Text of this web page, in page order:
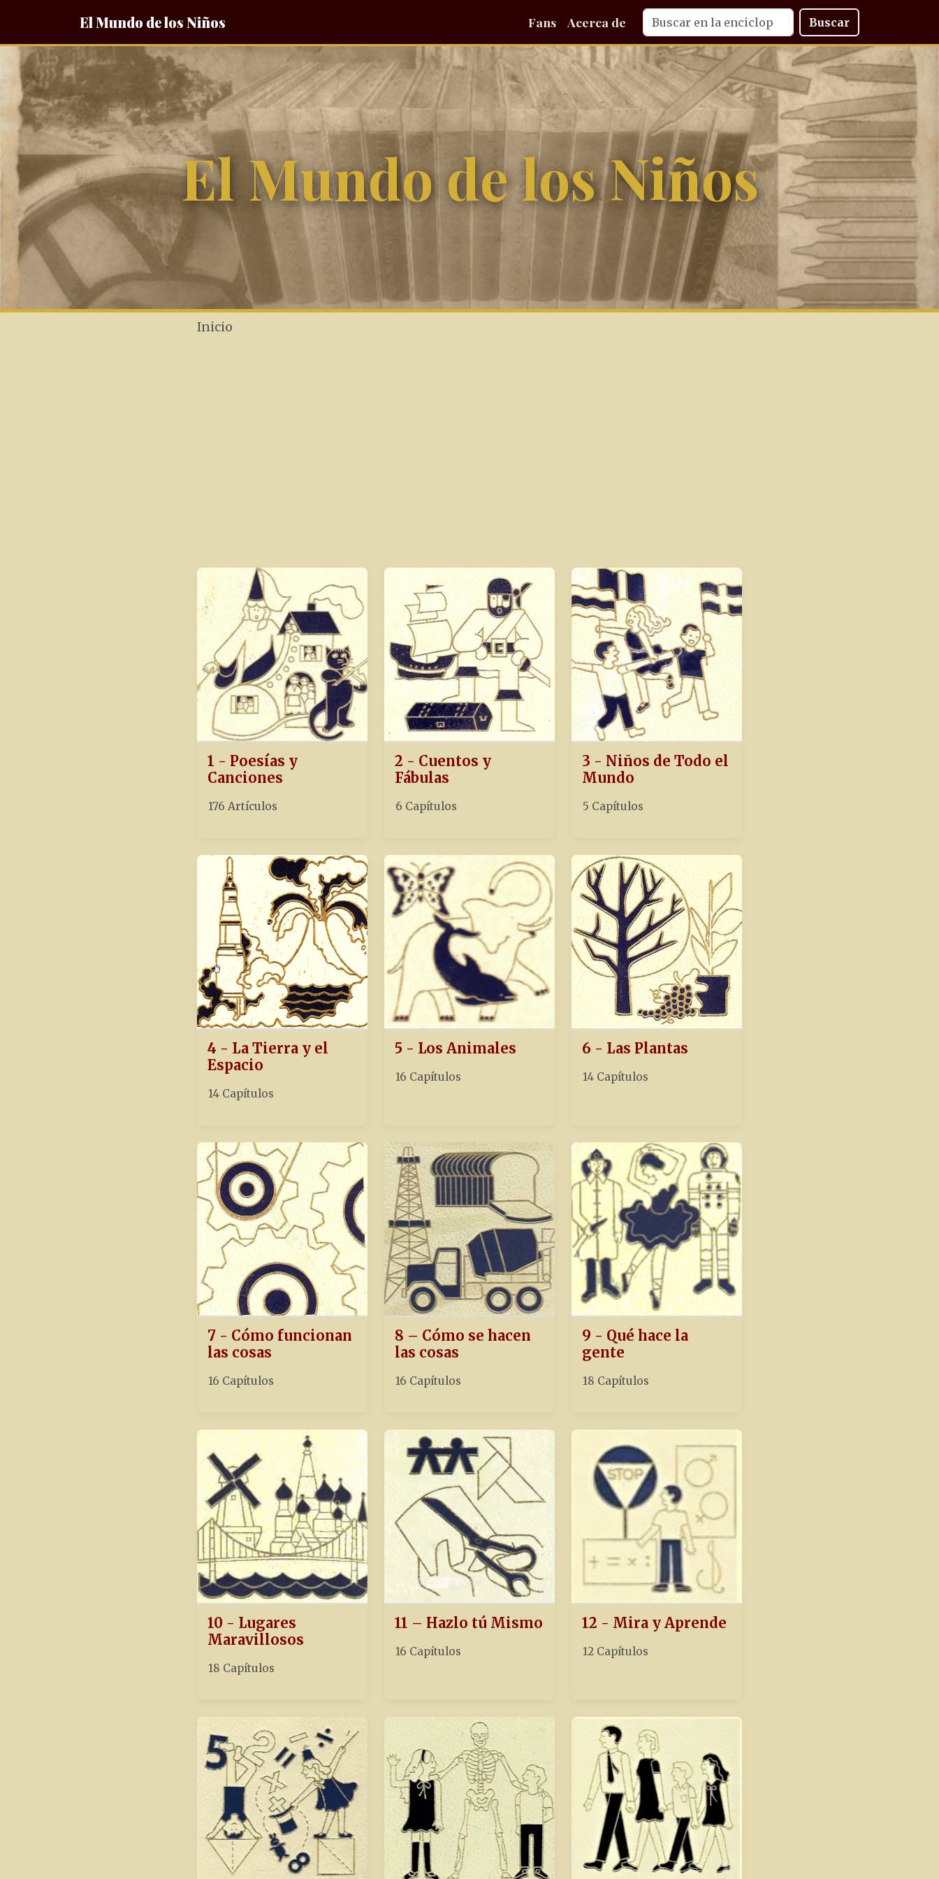
El Mundo de los Niños Fans Acerca de Buscar
El Mundo de los Niños
Inicio
1 - Poesías y
Canciones
176 Artículos
2 - Cuentos y
Fábulas
6 Capítulos
3 - Niños de Todo el
Mundo
5 Capítulos
4 - La Tierra y el
Espacio
14 Capítulos
5 - Los Animales
16 Capítulos
6 - Las Plantas
14 Capítulos
7 - Cómo funcionan
las cosas
16 Capítulos
8 – Cómo se hacen
las cosas
16 Capítulos
9 - Qué hace la
gente
18 Capítulos
10 - Lugares
Maravillosos
18 Capítulos
11 – Hazlo tú Mismo
16 Capítulos
12 - Mira y Aprende
12 Capítulos